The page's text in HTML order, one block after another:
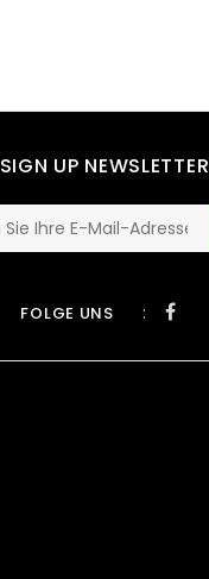
SIGN UP NEWSLETTER
FOLGE UNS :